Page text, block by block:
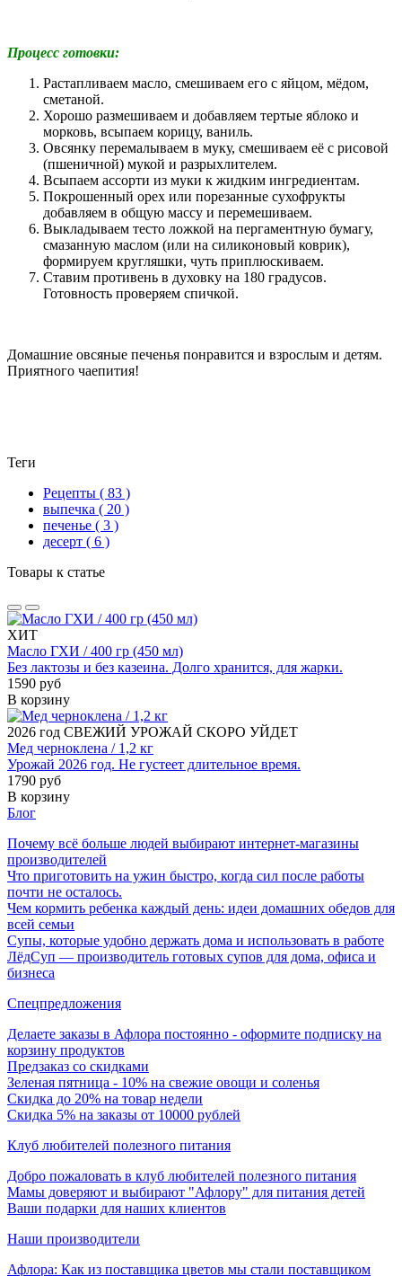
Процесс готовки:
Растапливаем масло, смешиваем его с яйцом, мёдом,
сметаной.
Хорошо размешиваем и добавляем тертые яблоко и
морковь, всыпаем корицу, ваниль.
Овсянку перемалываем в муку, смешиваем её с рисовой
(пшеничной) мукой и разрыхлителем.
Всыпаем ассорти из муки к жидким ингредиентам.
Покрошенный орех или порезанные сухофрукты
добавляем в общую массу и перемешиваем.
Выкладываем тесто ложкой на пергаментную бумагу,
смазанную маслом (или на силиконовый коврик),
формируем кругляшки, чуть приплюскиваем.
Ставим противень в духовку на 180 градусов.
Готовность проверяем спичкой.
Домашние овсяные печенья понравится и взрослым и детям.
Приятного чаепития!
Теги
Рецепты ( 83 )
выпечка ( 20 )
печенье ( 3 )
десерт ( 6 )
Товары к статье
ХИТ
Масло ГХИ / 400 гр (450 мл)
Без лактозы и без казеина. Долго хранится, для жарки.
1590 руб
В корзину
2026 год СВЕЖИЙ УРОЖАЙ СКОРО УЙДЕТ
Мед черноклена / 1,2 кг
Урожай 2026 год. Не густеет длительное время.
1790 руб
В корзину
Блог
Почему всё больше людей выбирают интернет-магазины
производителей
Что приготовить на ужин быстро, когда сил после работы
почти не осталось.
Чем кормить ребенка каждый день: идеи домашних обедов для
всей семьи
Супы, которые удобно держать дома и использовать в работе
ЛёдСуп — производитель готовых супов для дома, офиса и
бизнеса
Спецпредложения
Делаете заказы в Афлора постоянно - оформите подписку на
корзину продуктов
Предзаказ со скидками
Зеленая пятница - 10% на свежие овощи и соленья
Скидка до 20% на товар недели
Скидка 5% на заказы от 10000 рублей
Клуб любителей полезного питания
Добро пожаловать в клуб любителей полезного питания
Мамы доверяют и выбирают "Афлору" для питания детей
Ваши подарки для наших клиентов
Наши производители
Афлора: Как из поставщика цветов мы стали поставщиком